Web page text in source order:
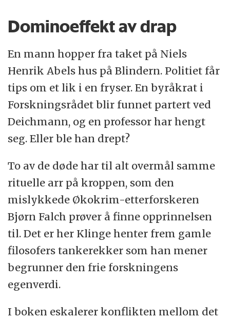
Dominoeffekt av drap
En mann hopper fra taket på Niels
Henrik Abels hus på Blindern. Politiet får
tips om et lik i en fryser. En byråkrat i
Forskningsrådet blir funnet partert ved
Deichmann, og en professor har hengt
seg. Eller ble han drept?
To av de døde har til alt overmål samme
rituelle arr på kroppen, som den
mislykkede Økokrim-etterforskeren
Bjørn Falch prøver å finne opprinnelsen
til. Det er her Klinge henter frem gamle
filosofers tankerekker som han mener
begrunner den frie forskningens
egenverdi.
I boken eskalerer konflikten mellom det